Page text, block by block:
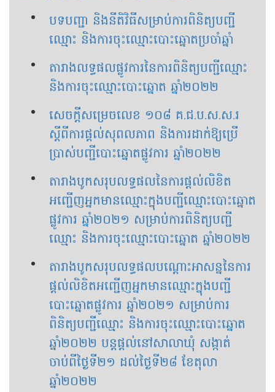
បទបញ្ជា និងនីតិវិធីសម្រាប់ការពិនិត្យបញ្ជី
ឈ្មោះ និងការចុះឈ្មោះបោះឆ្នោតប្រចាំឆ្នាំ
តារាងលទ្ធផលផ្លូវការនៃការពិនិត្យបញ្ជីឈ្មោះ
និងការចុះឈ្មោះបោះឆ្នោត ឆ្នាំ២០២២
សេចក្ដីសម្រេចលេខ ១០៨ គ.ជ.ប.ស.ស.រ
ស្ដីពីការផ្ដល់សុពលភាព និងការដាក់ឱ្យប្រើ
ប្រាស់បញ្ជីបោះឆ្នោតផ្លូវការ ឆ្នាំ២០២២
តារាងបូកសរុបលទ្ធផលនៃការផ្តល់លិខិត
អញ្ជើញអ្នកមានឈ្មោះក្នុងបញ្ជីឈ្មោះបោះឆ្នោត
ផ្លូវការ ឆ្នាំ២០២១ សម្រាប់ការពិនិត្យបញ្ជី
ឈ្មោះ និងការចុះឈ្មោះបោះឆ្នោត ឆ្នាំ២០២២
តារាងបូកសរុបលទ្ធផលបណ្តោះអាសន្ននៃការ
ផ្តល់លិខិតអញ្ជើញអ្នកមានឈ្មោះក្នុងបញ្ជី
បោះឆ្នោតផ្លូវការ ឆ្នាំ២០២១ សម្រាប់ការ
ពិនិត្យបញ្ជីឈ្មោះ និងការចុះឈ្មោះបោះឆ្នោត
ឆ្នាំ២០២២ បន្តផ្តល់នៅសាលាឃុំ សង្កាត់
ចាប់ពីថ្ងៃទី២១ ដល់ថ្ងៃទី២៨ ខែតុលា
ឆ្នាំ២០២២